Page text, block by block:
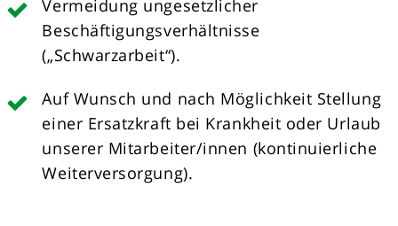
Vermeidung ungesetzlicher
Beschäftigungsverhältnisse
(„Schwarzarbeit“).
Auf Wunsch und nach Möglichkeit Stellung
einer Ersatzkraft bei Krankheit oder Urlaub
unserer Mitarbeiter/innen (kontinuierliche
Weiterversorgung).